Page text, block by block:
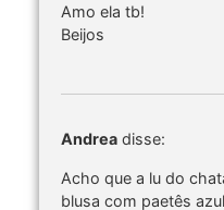
Amo ela tb!
Beijos
Andrea disse:
Acho que a lu do
blusa com paetês